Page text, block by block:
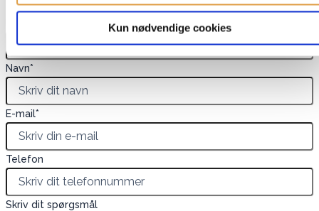
Kun nødvendige cookies
Dette felt er skjult, når du får vist formularen
Navn*
E-mail*
Telefon
Skriv dit spørgsmål